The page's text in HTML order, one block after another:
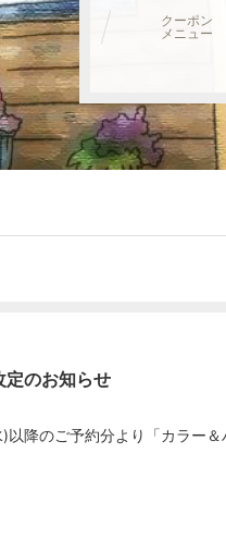
クーポン
メニュー
定のお知らせ
降のご予約分より「カラー